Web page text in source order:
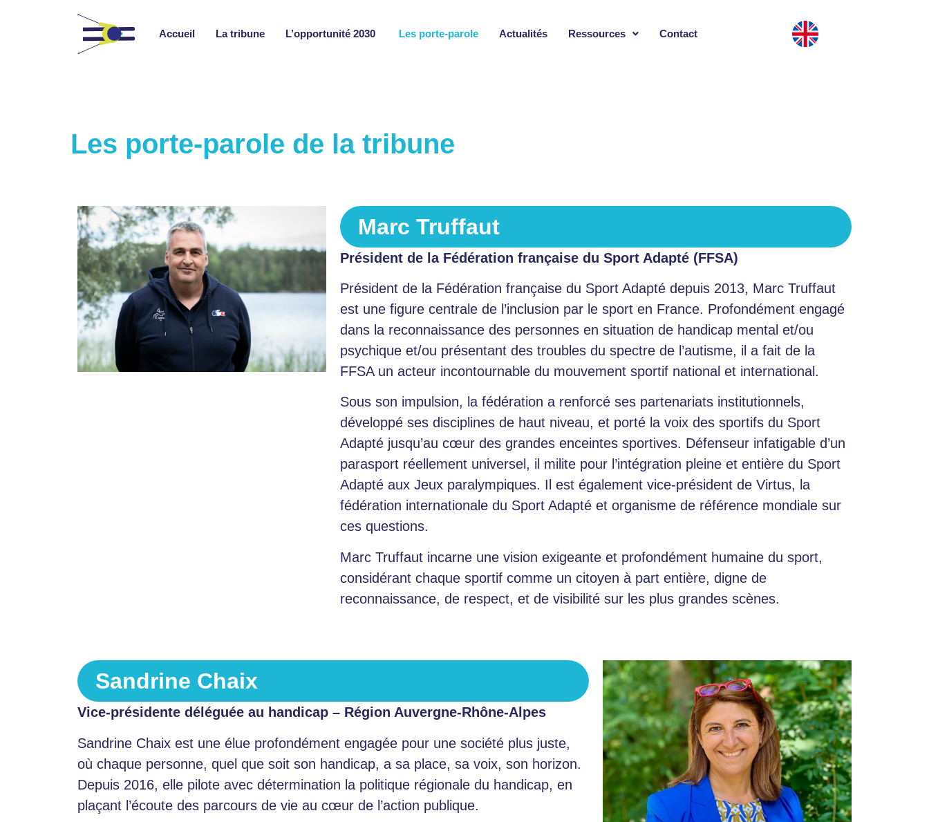
Accueil La tribune L’opportunité 2030 Les porte-parole Actualités Ressources Contact
Les porte-parole de la tribune
Marc Truffaut
Président de la Fédération française du Sport Adapté (FFSA)
Président de la Fédération française du Sport Adapté depuis 2013, Marc Truffaut
est une figure centrale de l’inclusion par le sport en France. Profondément engagé
dans la reconnaissance des personnes en situation de handicap mental et/ou
psychique et/ou présentant des troubles du spectre de l’autisme, il a fait de la
FFSA un acteur incontournable du mouvement sportif national et international.
Sous son impulsion, la fédération a renforcé ses partenariats institutionnels,
développé ses disciplines de haut niveau, et porté la voix des sportifs du Sport
Adapté jusqu’au cœur des grandes enceintes sportives. Défenseur infatigable d’un
parasport réellement universel, il milite pour l’intégration pleine et entière du Sport
Adapté aux Jeux paralympiques. Il est également vice-président de Virtus, la
fédération internationale du Sport Adapté et organisme de référence mondiale sur
ces questions.
Marc Truffaut incarne une vision exigeante et profondément humaine du sport,
considérant chaque sportif comme un citoyen à part entière, digne de
reconnaissance, de respect, et de visibilité sur les plus grandes scènes.
Sandrine Chaix
Vice-présidente déléguée au handicap – Région Auvergne-Rhône-Alpes
Sandrine Chaix est une élue profondément engagée pour une société plus juste,
où chaque personne, quel que soit son handicap, a sa place, sa voix, son horizon.
Depuis 2016, elle pilote avec détermination la politique régionale du handicap, en
plaçant l’écoute des parcours de vie au cœur de l’action publique.